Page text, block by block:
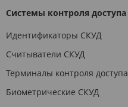
Системы контроля доступа
Идентификаторы СКУД
Считыватели СКУД
Терминалы контроля доступа
Биометрические СКУД